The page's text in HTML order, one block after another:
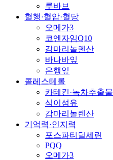
루바브
혈행·혈압·혈당
오메가3
코엔자임Q10
감마리놀렌산
바나바잎
은행잎
콜레스테롤
카테킨·녹차추출물
식이섬유
감마리놀렌산
기억력·인지력
포스파티딜세린
PQQ
오메가3